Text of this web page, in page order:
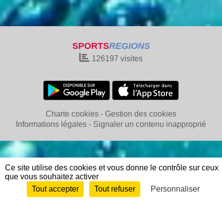
SPORTSREGIONS
126197 visites
Charte cookies
Gestion des cookies
Informations légales
Signaler un contenu inapproprié
Envie de participer ? Connexion
Ce site utilise des cookies et vous donne le contrôle sur ceux
que vous souhaitez activer
Tout accepter
Tout refuser Personnaliser